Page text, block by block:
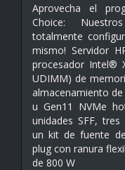
Aprovecha el
Choice:
totalmente
mismo! Servidor
procesador Intel®
UDIMM) de
almacenamiento
u Gen11 NVMe
unidades SFF,
un kit de fuente
plug con ranura
de 800 W